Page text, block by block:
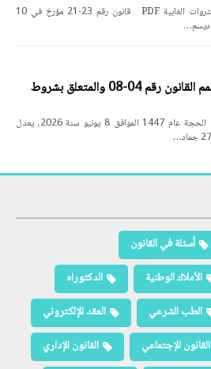
قانون رقم 23-21 يتعلق بالغابات والثروات الغابية PDF قانون رقم 23-21 مؤرخ في 10
قانون رقم 26-12 يعدل ويتمم القانون رقم 04-08 والمتعلق بشروط
قانون رقم 26-12 مؤرخ في 22 ذي الحجة عام 1447 الموافق 8 يونيو سنة 2026، يعدل
أسئلة في القانون
الأملاك الوطنية
الدكتوراه
الطب الشرعي
العقد الإلكتروني
القانون الإجتماعي
القانون الإداري